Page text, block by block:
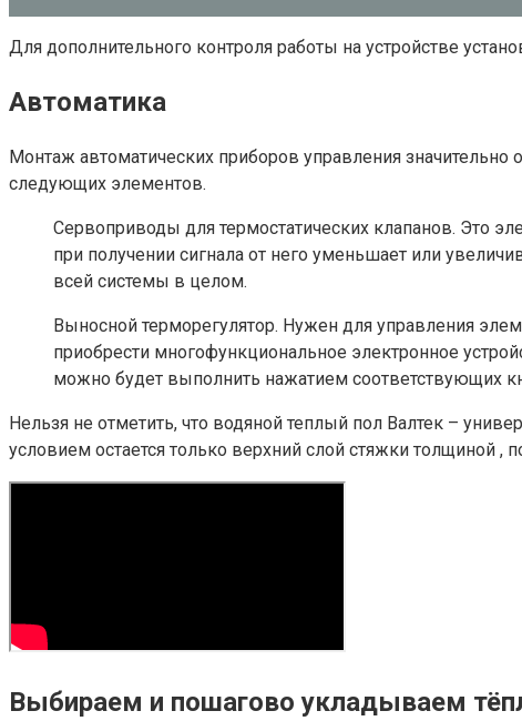
Для дополнительного контроля работы на устройстве
Автоматика
Монтаж автоматических приборов управления значительно
следующих элементов.
Сервоприводы для термостатических клапанов. Это
при получении сигнала от него уменьшает или
всей системы в целом.
Выносной терморегулятор. Нужен для управления
приобрести многофункциональное электронное
можно будет выполнить нажатием соответствующих
Нельзя не отметить, что водяной теплый пол Валтек –
условием остается только верхний слой стяжки толщиной ,
Выбираем и пошагово укладываем